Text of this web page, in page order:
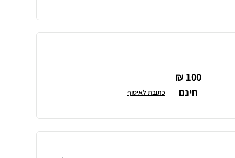
100 ₪
חינם כתובת לאיסוף